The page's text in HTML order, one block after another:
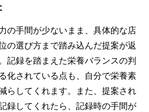
の手間が少ないまま、具体的な店
の選び方まで踏み込んだ提案が返
記録を踏まえた栄養バランスの判
化されている点も、自分で栄養素
らしてくれます。また、提案され
録してくれたら、記録時の手間が